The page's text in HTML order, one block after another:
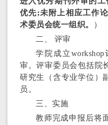
优先;未附上相应工作
术委员会统一组织。
）
二、 评审
学院成立
审。评审委员会包括院
研究生（含专业学位）
员。
三、实施
教师完成申报后将